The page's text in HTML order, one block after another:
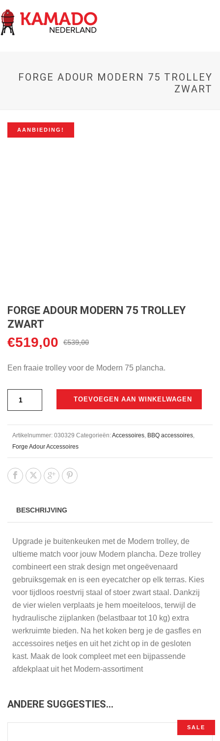
FORGE ADOUR MODERN 75 TROLLEY
ZWART
AANBIEDING!
FORGE ADOUR MODERN 75 TROLLEY
ZWART
€539,00
Oorspronkelijke
was:
€519,00 Huidige
is:
Een fraaie trolley voor de Modern 75 plancha.
TOEVOEGEN AAN WINKELWAGEN
Artikelnummer: 030329 Categorieën:Accessoires, BBQ accessoires,
Forge Adour Accessoires
BESCHRIJVING
Upgrade je buitenkeuken met de Modern trolley, de
ultieme match voor jouw Modern plancha. Deze trolley
combineert een strak design met ongeëvenaard
gebruiksgemak en is een eyecatcher op elk terras. Kies
voor tijdloos roestvrij staal of stoer zwart staal. Dankzij
de vier wielen verplaats je hem moeiteloos, terwijl de
hydraulische zijplanken (belastbaar tot 10 kg) extra
werkruimte bieden. Na het koken berg je de gasfles en
accessoires netjes en uit het zicht op in de gesloten
kast. Maak de look compleet met een bijpassende
afdekplaat uit het Modern-assortiment
ANDERE SUGGESTIES…
SALE